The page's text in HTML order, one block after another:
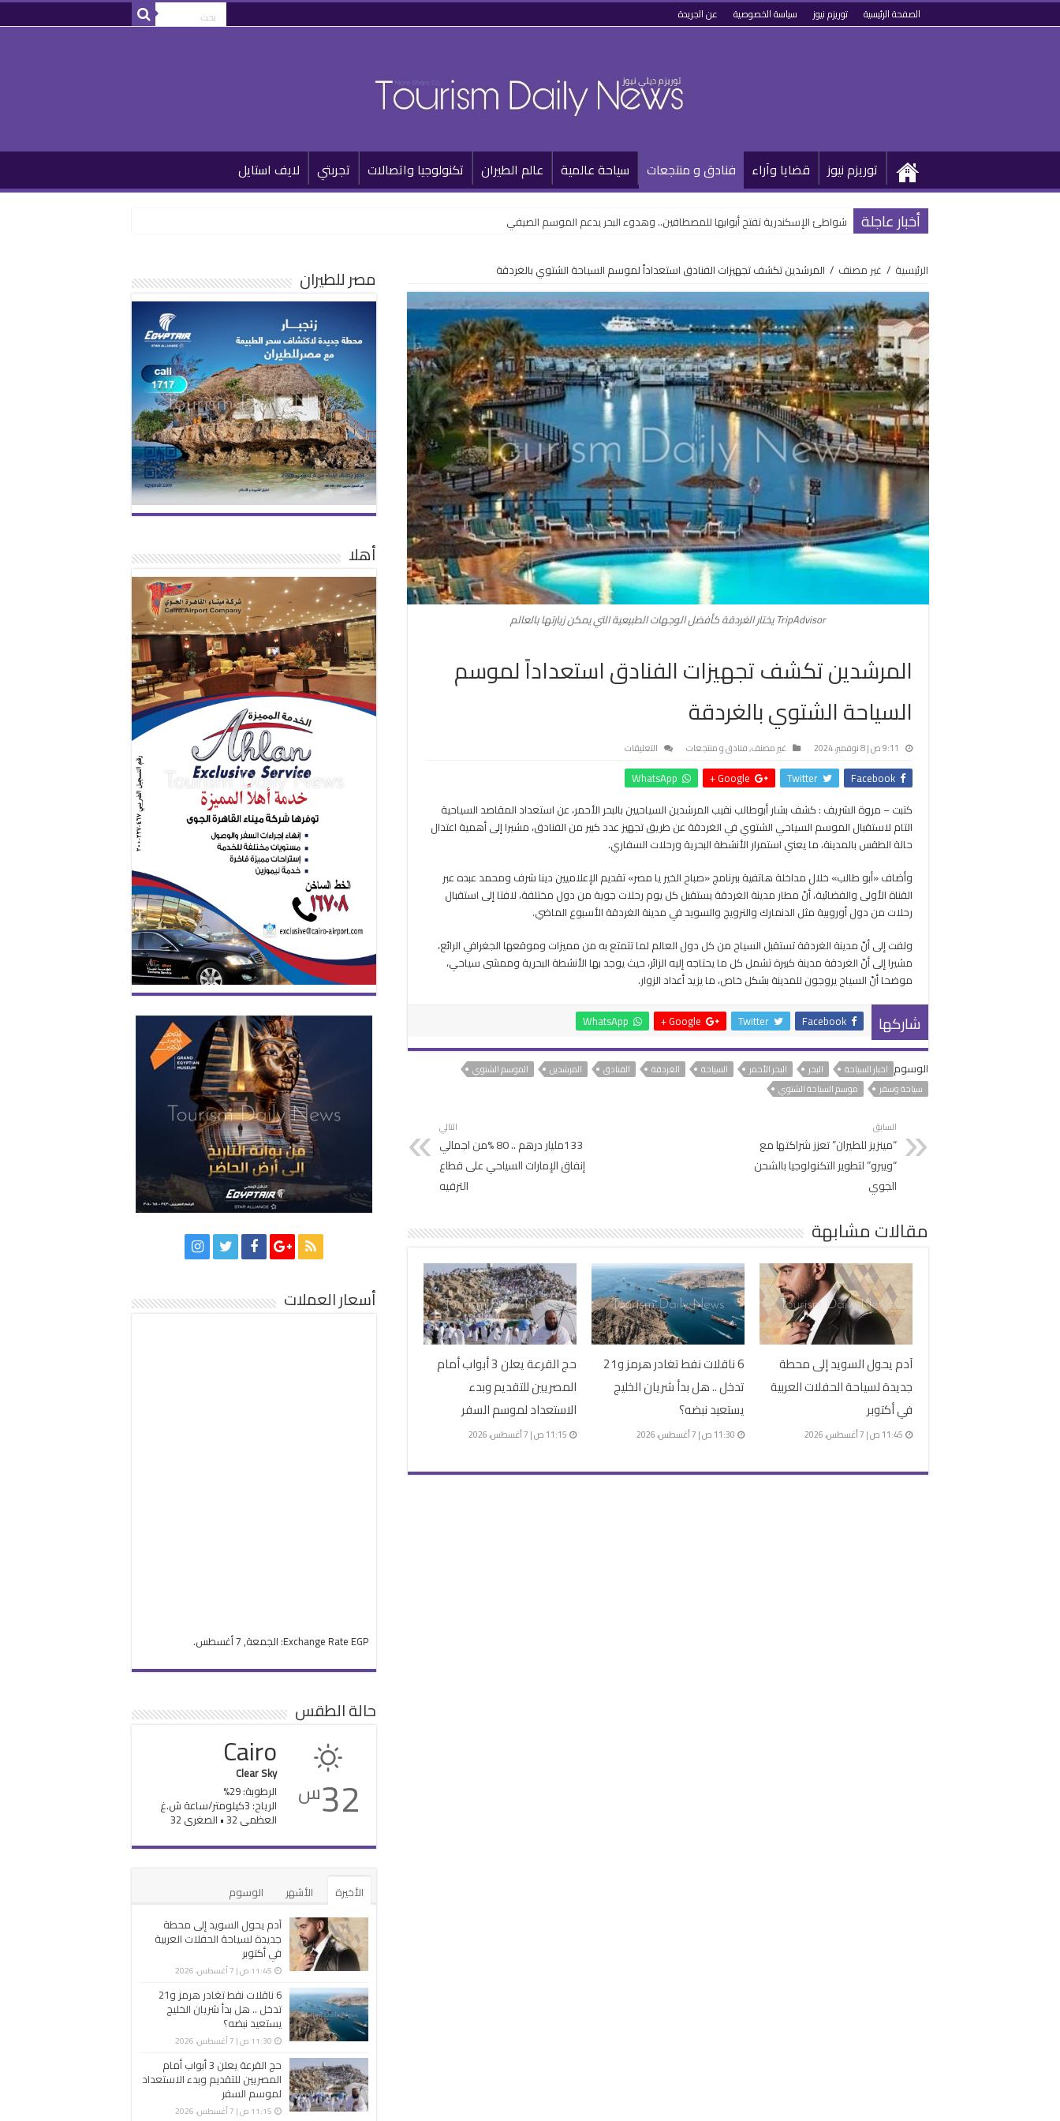
الصفحة الرئيسية توريزم نيوز سياسة الخصوصية عن الجريدة
توريزم نيوز قضايا وآراء فنادق و منتجعات سياحة عالمية عالم الطيران تكنولوجيا واتصالات تجربتي لايف استايل
أخبار عاجلة شواطئ الإسكندرية تفتح أبوابها للمصطافين.. وهدوء البحر يدعم الموسم الصيفي
الرئيسية / غير مصنف / المرشدين تكشف تجهيزات الفنادق استعداداً لموسم السياحة الشتوي بالغردقة
TripAdvisor يختار الغردقة كأفضل الوجهات الطبيعية التي يمكن زيارتها بالعالم
المرشدين تكشف تجهيزات الفنادق استعداداً لموسم
السياحة الشتوي بالغردقة
9:11 ص | 8 نوفمبر، 2024 غير مصنف,فنادق و منتجعات التعليقات
الفنادق
استعداداً
لموسم
السياحة
الشتوي
بالغردقة
مغلقة
Facebook
Twitter
Google +
WhatsApp
كتبت – مروة الشريف : كشف بشار أبوطالب نقيب المرشدين السياحيين بالبحر الأحمر، عن استعداد المقاصد السياحية
التام لاستقبال الموسم السياحي الشتوي في الغردقة عن طريق تجهيز عدد كبير من الفنادق، مشيرا إلى أهمية اعتدال
حالة الطقس بالمدينة، ما يعني استمرار الأنشطة البحرية ورحلات السفاري.
وأضاف «أبو طالب» خلال مداخلة هاتفية ببرنامج «صباح الخير يا مصر» تقديم الإعلاميين دينا شرف ومحمد عبده عبر
القناة الأولى والفضائية، أنّ مطار مدينة الغردقة يستقبل كل يوم رحلات جوية من دول مختلفة، لافتا إلى استقبال
رحلات من دول أوروبية مثل الدنمارك والنرويج والسويد في مدينة الغردقة الأسبوع الماضي.
ولفت إلى أنّ مدينة الغردقة تستقبل السياح من كل دول العالم لما تتمتع به من مميزات وموقعها الجغرافي الرائع،
مشيرا إلى أنّ الغردقة مدينة كبيرة تشمل كل ما يحتاجه إليه الزائر، حيث يوجد بها الأنشطة البحرية وممشى سياحي،
موضحا أنّ السياح يروجون للمدينة بشكل خاص، ما يزيد أعداد الزوار.
شاركها Facebook
Twitter
Google +
WhatsApp
الوسوم اخبار السياحة البحر البحر الأحمر السياحة الغردقة الفنادق المرشدين
الموسم الشتوي
سياحة وسفر
موسم السياحة الشتوي
السابق
“مينزيز للطيران” تعزز شراكتها مع
“ويبرو” لتطوير التكنولوجيا بالشحن
الجوي
التالي
133مليار درهم .. 80 %من اجمالي
إنفاق الإمارات السياحي على قطاع
الترفيه
مقالات مشابهة
آدم يحول السويد إلى محطة
جديدة لسياحة الحفلات العربية
في أكتوبر
11:45 ص | 7 أغسطس، 2026
6 ناقلات نفط تغادر هرمز و21
تدخل .. هل بدأ شريان الخليج
يستعيد نبضه؟
11:30 ص | 7 أغسطس، 2026
حج القرعة يعلن 3 أبواب أمام
المصريين للتقديم وبدء
الاستعداد لموسم السفر
11:15 ص | 7 أغسطس، 2026
مصر للطيران
أهلا
أسعار العملات
Exchange Rate EGP : الجمعة, 7 أغسطس.
حالة الطقس
32س
Cairo
Clear Sky
الرطوبة: 29%
الرياح: 3كيلومتر/ساعة ش.غ
العظمى 32 • الصغرى 32
الأخيرة الأشهر
الوسوم
آدم يحول السويد إلى محطة
جديدة لسياحة الحفلات العربية
في أكتوبر
11:45 ص | 7 أغسطس، 2026
6 ناقلات نفط تغادر هرمز و21
تدخل .. هل بدأ شريان الخليج
يستعيد نبضه؟
11:30 ص | 7 أغسطس، 2026
حج القرعة يعلن 3 أبواب أمام
المصريين للتقديم وبدء الاستعداد
لموسم السفر
11:15 ص | 7 أغسطس، 2026